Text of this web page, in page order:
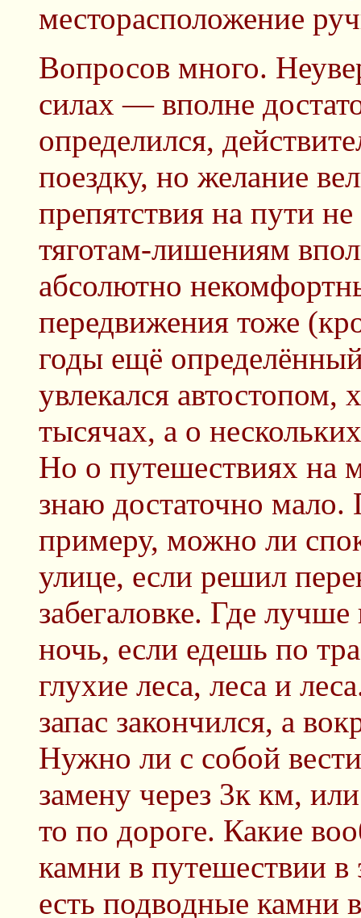
месторасположение
Вопросов много.
силах — вполне
определился,
поездку, но желание
препятствия на пути
тяготам-лишениям
абсолютно
передвижения тоже
годы ещё
увлекался автостопом,
тысячах, а о
Но о путешествиях на
знаю достаточно
примеру, можно ли
улице, если решил
забегаловке. Где
ночь, если едешь по
глухие леса, леса и
запас закончился, а
Нужно ли с собой
замену через 3к км,
то по дороге. Какие
камни в путешествии в
есть подводные камни